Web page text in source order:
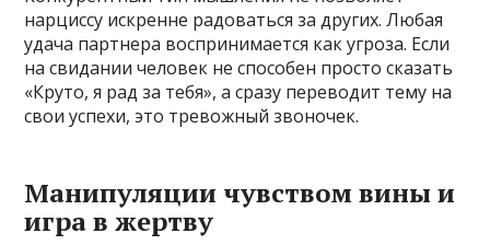
нарциссу искренне радоваться за других. Любая
удача партнера воспринимается как угроза. Если
на свидании человек не способен просто сказать
«Круто, я рад за тебя», а сразу переводит тему на
свои успехи, это тревожный звоночек.
Манипуляции чувством вины и
игра в жертву